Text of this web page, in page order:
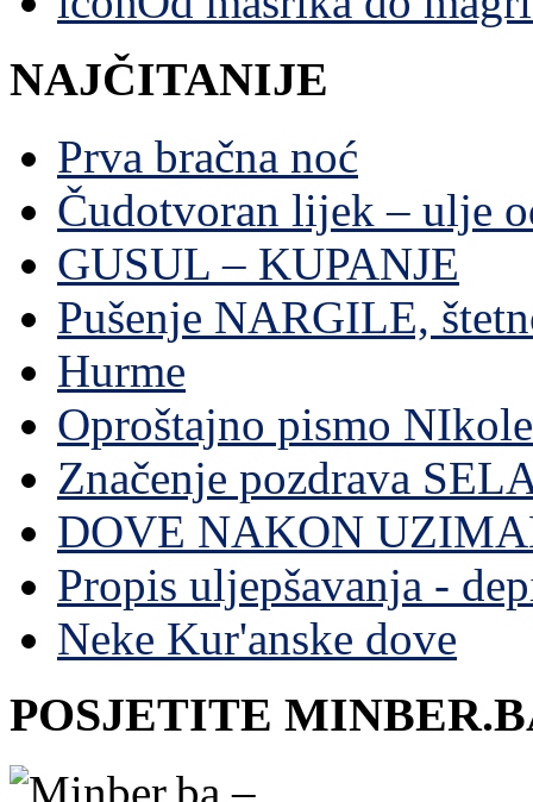
NAJČITANIJE
Prva bračna noć
Čudotvoran lijek – ulje
GUSUL – KUPANJE
Pušenje NARGILE,
Hurme
Oproštajno pismo
Značenje pozdrava
DOVE NAKON
Propis uljepšavanja -
Neke Kur'anske dove
POSJETITE